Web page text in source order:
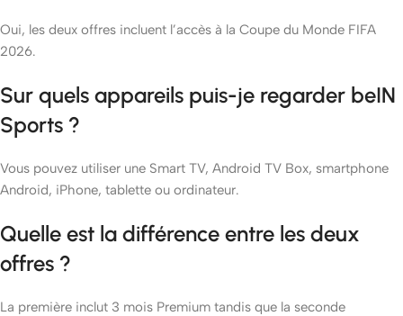
Oui, les deux offres incluent l’accès à la Coupe du Monde FIFA
2026.
Sur quels appareils puis-je regarder beIN
Sports ?
Vous pouvez utiliser une Smart TV, Android TV Box, smartphone
Android, iPhone, tablette ou ordinateur.
Quelle est la différence entre les deux
offres ?
La première inclut 3 mois Premium tandis que la seconde